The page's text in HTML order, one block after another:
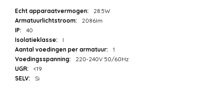
Echt apparaatvermogen:
28.5W
Armatuurlichtstroom:
2086lm
IP:
40
Isolatieklasse:
I
Aantal voedingen per armatuur:
1
Voedingsspanning:
220-240V 50/60Hz
UGR:
<19
SELV:
Sì